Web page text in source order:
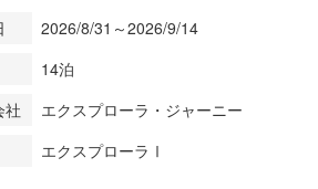
2026/8/31～2026/9/14
14泊
社
エクスプローラ・ジャーニー
エクスプローラⅠ